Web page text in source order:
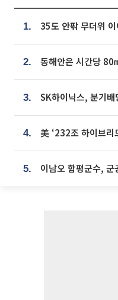
1.
2.
3.
4.
5. 이남오 함평군수,